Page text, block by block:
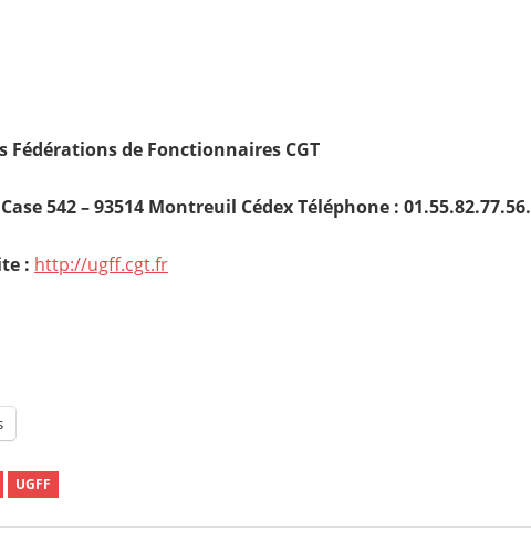
Fédérations de Fonctionnaires CGT
542 – 93514 Montreuil Cédex Téléphone : 01.55.82.77.56.
: http://ugff.cgt.fr
UGFF